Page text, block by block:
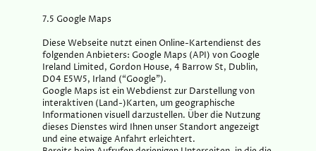
7.5 Google Maps
Diese Webseite nutzt einen Online-Kartendienst des
folgenden Anbieters: Google Maps (API) von Google
Ireland Limited, Gordon House, 4 Barrow St, Dublin,
D04 E5W5, Irland (“Google”).
Google Maps ist ein Webdienst zur Darstellung von
interaktiven (Land-)Karten, um geographische
Informationen visuell darzustellen. Über die Nutzung
dieses Dienstes wird Ihnen unser Standort angezeigt
und eine etwaige Anfahrt erleichtert.